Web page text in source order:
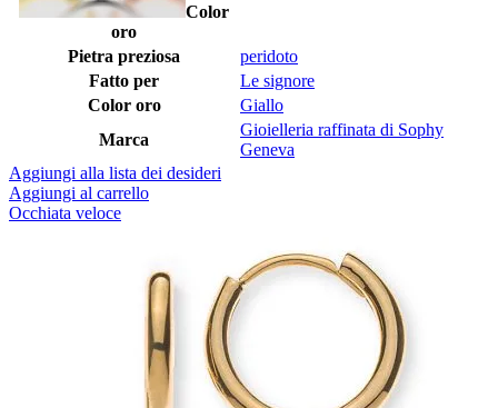
Color
oro
Pietra preziosa
peridoto
Fatto per
Le signore
Color oro
Giallo
Marca
Gioielleria raffinata di Sophy
Geneva
Aggiungi alla lista dei desideri
Aggiungi al carrello
Occhiata veloce